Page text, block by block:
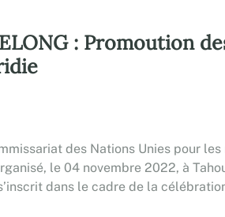
: Promoution
des Nations Unies pour
le 04 novembre 2022, à
dans le cadre de la